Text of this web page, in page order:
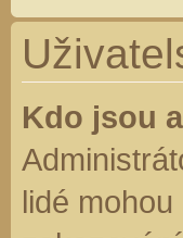
Kdo jsou
lidé